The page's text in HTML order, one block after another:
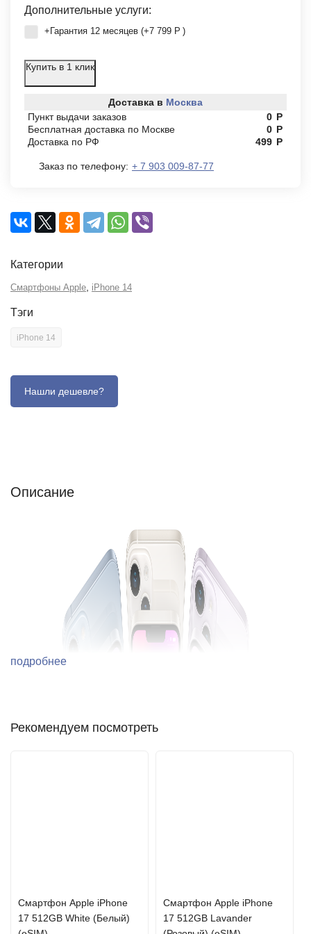
Дополнительные услуги:
+Гарантия 12 месяцев (+7 799 Р )
Купить в 1 клик
Доставка в Москва
Пункт выдачи заказов
0 Р
Бесплатная доставка по Москве
0 Р
Доставка по РФ
499 Р
Заказ по телефону: + 7 903 009-87-77
Категории
Смартфоны Apple iPhone 14
Тэги
iPhone 14
Описание
подробнее
Рекомендуем посмотреть
Cмартфон Apple iPhone
17 512GB White (Белый)
Cмартфон Apple iPhone
17 512GB Lavander